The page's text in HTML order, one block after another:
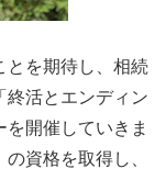
とを期待し、相続
終活とエンディン
開催していきま
資格を取得し、